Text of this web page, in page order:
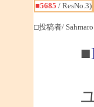
■5685 / ResNo.3)
□投稿者/ Sahmaro
■